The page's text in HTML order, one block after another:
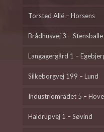
Torsted Allé – Horsens
Brådhusvej 3 – Stensballe
Langagergård 1 –
Silkeborgvej 199 – Lund
Industriområdet 5 –
Haldrupvej 1 – Søvind